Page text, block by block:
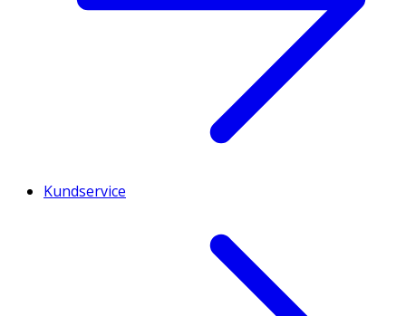
Kundservice